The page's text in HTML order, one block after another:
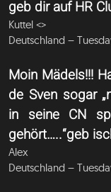
geb dir auf HR
Kuttel <>
Deutschland –
Moin Mädels!!!
de Sven sogar
in seine CN
gehört…..“geb
Alex
Deutschland –